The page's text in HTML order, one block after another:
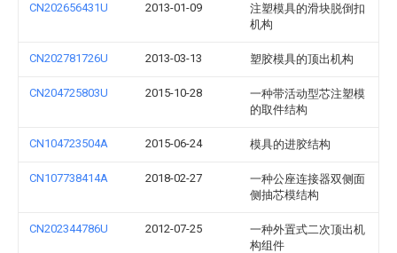
CN202656431U 2013-01-09
注塑模具的滑块脱倒扣
机构
CN202781726U 2013-03-13 塑胶模具的顶出机构
CN204725803U 2015-10-28
一种带活动型芯注塑模
的取件结构
CN104723504A 2015-06-24 模具的进胶结构
CN107738414A 2018-02-27
一种公座连接器双侧面
侧抽芯模结构
CN202344786U 2012-07-25
一种外置式二次顶出机
构组件